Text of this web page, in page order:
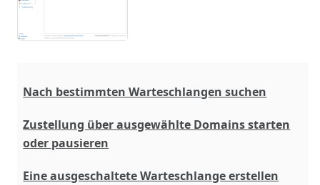
Nach bestimmten Warteschlangen suchen
Zustellung über ausgewählte Domains starten
oder pausieren
Eine ausgeschaltete Warteschlange erstellen